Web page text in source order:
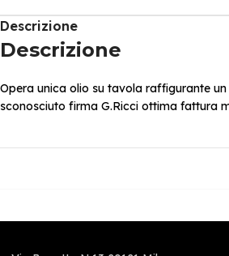
Descrizione
Descrizione
Opera unica olio su tavola raffigurante
sconosciuto firma G.Ricci ottima fattura